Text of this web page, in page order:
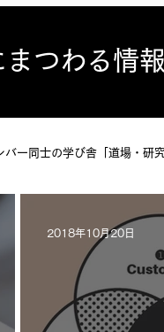
まつわる情
バー同士の学び舎「道場・研究
っていた！〜販路開拓の戦略
2018年10月20日